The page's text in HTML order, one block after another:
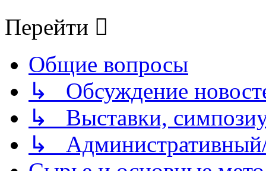
Перейти
Общие вопросы
↳ Обсуждение
↳ Выставки,
↳